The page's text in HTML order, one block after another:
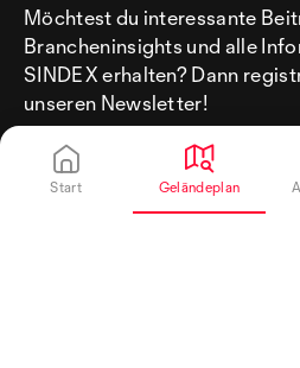
Möchtest du interessante
Brancheninsights und alle
SINDEX erhalten? Dann
unseren Newsletter!
Start Geländeplan